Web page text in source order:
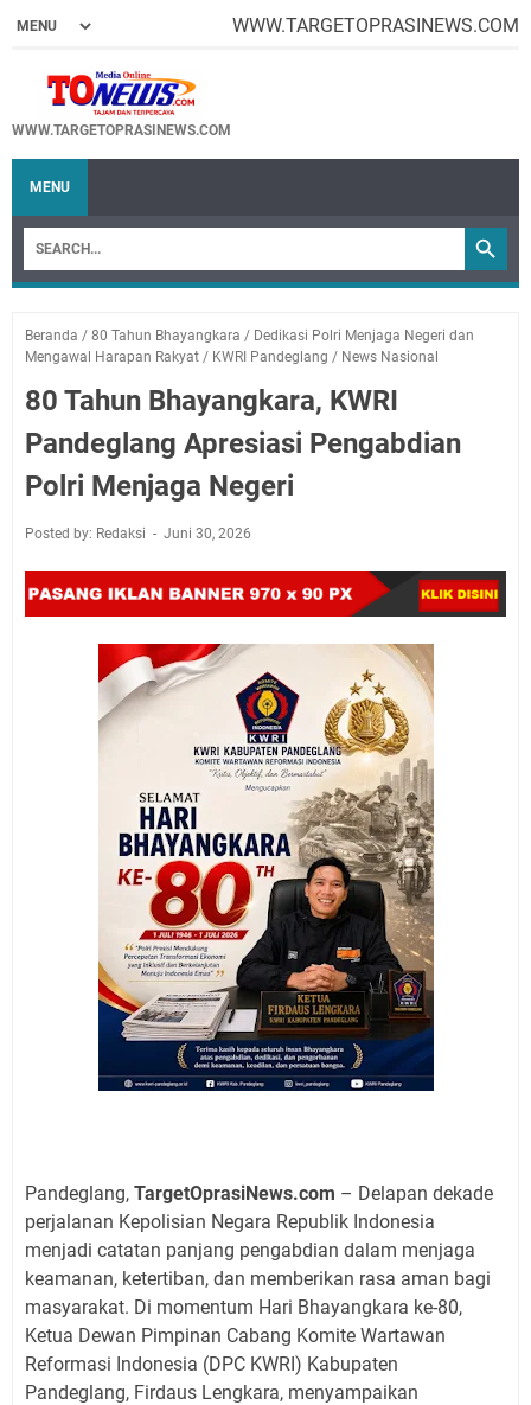
WWW.TARGETOPRASINEWS.COM
WWW.TARGETOPRASINEWS.COM
MENU
Beranda / 80 Tahun Bhayangkara / Dedikasi Polri Menjaga Negeri dan
Mengawal Harapan Rakyat / KWRI Pandeglang / News Nasional
80 Tahun Bhayangkara, KWRI
Pandeglang Apresiasi Pengabdian
Polri Menjaga Negeri
Posted by: Redaksi Juni 30, 2026
Pandeglang, TargetOprasiNews.com – Delapan dekade
perjalanan Kepolisian Negara Republik Indonesia
menjadi catatan panjang pengabdian dalam menjaga
keamanan, ketertiban, dan memberikan rasa aman bagi
masyarakat. Di momentum Hari Bhayangkara ke-80,
Ketua Dewan Pimpinan Cabang Komite Wartawan
Reformasi Indonesia (DPC KWRI) Kabupaten
Pandeglang, Firdaus Lengkara, menyampaikan